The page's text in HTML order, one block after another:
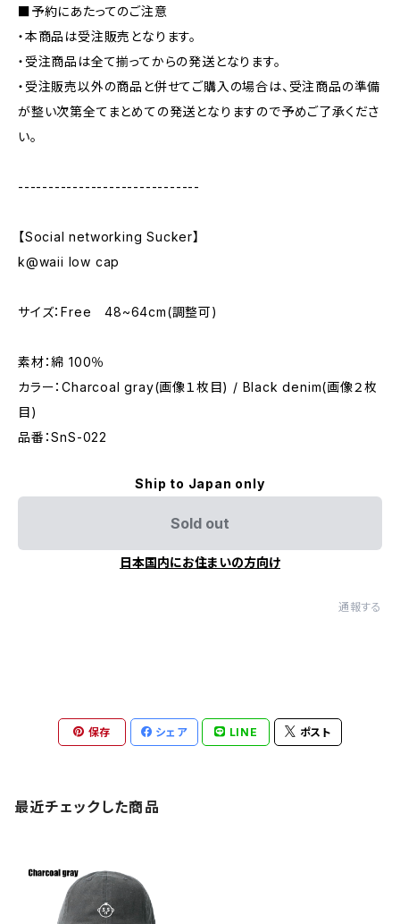
■予約にあたってのご注意
・本商品は受注販売となります。
・受注商品は全て揃ってからの発送となります。
・受注販売以外の商品と併せてご購入の場合は、受注商品の準備
が整い次第全てまとめての発送となりますので予めご了承くださ
い。
------------------------------
【Social networking Sucker】
k@waii low cap
サイズ：Free 48~64cm(調整可)
素材：綿 100％
カラー：Charcoal gray(画像１枚目) / Black denim(画像２枚
目)
品番：SnS-022
Ship to Japan only
Sold out
日本国内にお住まいの方向け
通報する
保存 シェア LINE ポスト
最近チェックした商品